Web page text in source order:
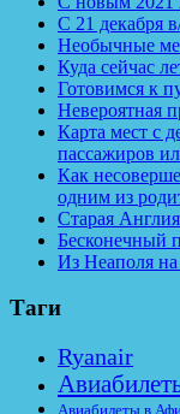
С 21 декабря
Необычные
Куда сейчас
Готовимся к
Невероятная
Карта мест с
пассажиров
Как
одним из
Старая
Бесконечный
Из Неаполя
Таги
Ryanair
Авиабилеты в